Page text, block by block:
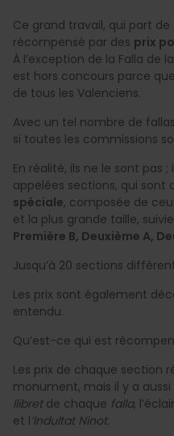
Ce grand travail, qui part
récompensé par des prix
À l’exception de la Falla de
est hors concours parce
de tous les Valenciens.
Avec un tel nombre de
si toutes les commissions
En réalité, ils ne le sont pas
appelées sections, qui sont
spéciale, composée de
et la plus grande taille,
Première B, Deuxième A,
Jusqu’à 20 sections
Les prix sont également
entendu.
Qu’est-ce qui est
Les prix de chaque section
monument, mais il y a aussi
llibretde chaque falla,
et l ’Indultat Ninot.